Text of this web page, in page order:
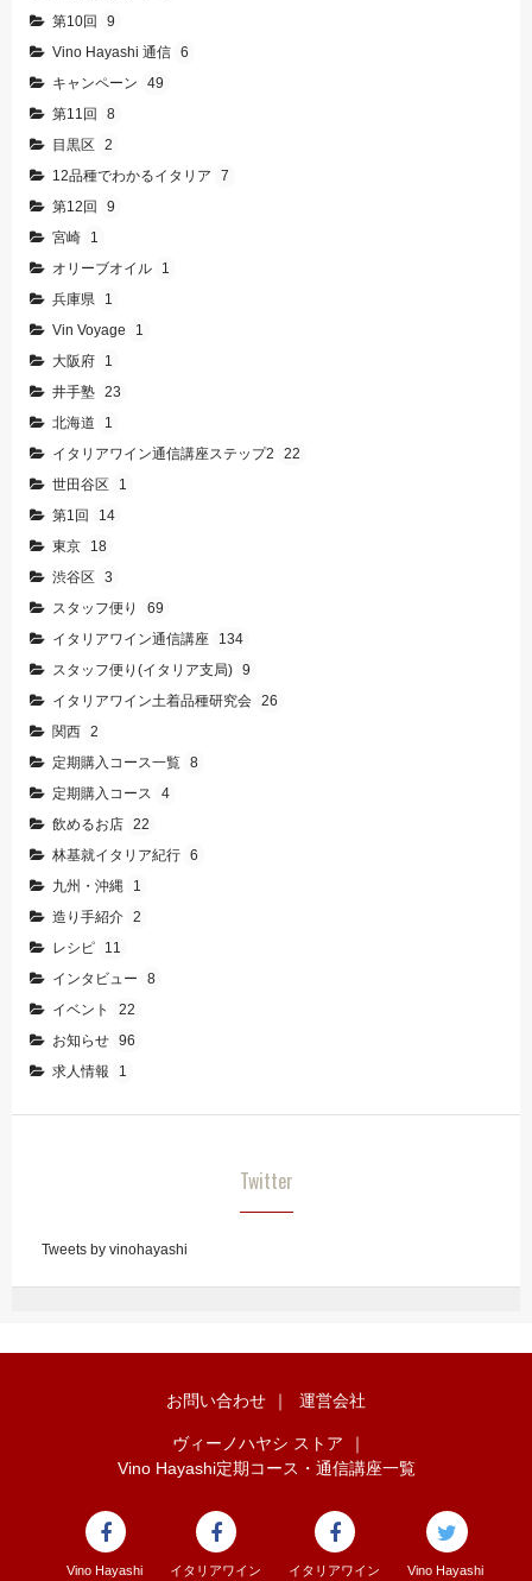
第10回
9
Vino Hayashi 通信 6
キャンペーン
49
第11回
8
目黒区 2
12品種でわかるイタリア
7
第12回
9
宮崎
1
オリーブオイル
1
兵庫県
1
Vin Voyage
1
大阪府
1
井手塾 23
北海道
1
イタリアワイン通信講座ステップ2
22
世田谷区
1
第1回
14
東京
18
渋谷区 3
スタッフ便り
69
イタリアワイン通信講座
134
スタッフ便り(イタリア支局) 9
イタリアワイン土着品種研究会 26
関西 2
定期購入コース一覧 8
定期購入コース
4
飲めるお店 22
林基就イタリア紀行 6
九州・沖縄
1
造り手紹介 2
レシピ
11
インタビュー
8
イベント
22
お知らせ 96
求人情報
1
Twitter
Tweets by vinohayashi
お問い合わせ ｜ 運営会社
ヴィーノハヤシ ストア
｜
Vino Hayashi定期コース・通信講座一覧
Vino Hayashi
イタリアワイン
イタリアワイン
Vino Hayashi